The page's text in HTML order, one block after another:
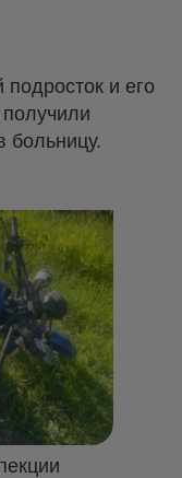
подросток и его
больницу.